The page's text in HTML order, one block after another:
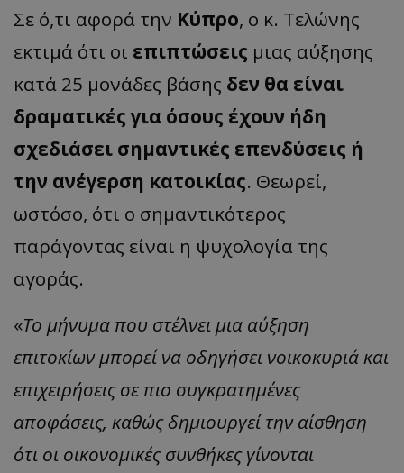
Σε ό,τι αφορά την Κύπρο, ο κ. Τελώνης
εκτιμά ότι οι επιπτώσεις μιας αύξησης
κατά 25 μονάδες βάσης δεν θα είναι
δραματικές για όσους έχουν ήδη
σχεδιάσει σημαντικές επενδύσεις ή
την ανέγερση κατοικίας. Θεωρεί,
ωστόσο, ότι ο σημαντικότερος
παράγοντας είναι η ψυχολογία της
αγοράς.
«Το μήνυμα που στέλνει μια αύξηση
επιτοκίων μπορεί να οδηγήσει νοικοκυριά και
επιχειρήσεις σε πιο συγκρατημένες
αποφάσεις, καθώς δημιουργεί την αίσθηση
ότι οι οικονομικές συνθήκες γίνονται